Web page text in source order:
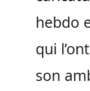
hebdo
qui
son